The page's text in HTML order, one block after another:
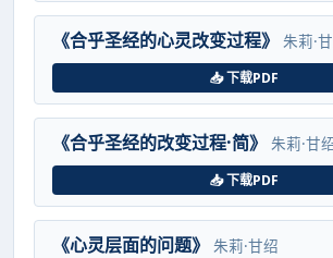
《合乎圣经的心灵改变过程》 朱莉·
📥 下载PDF
《合乎圣经的改变过程·简》 朱莉·甘
📥 下载PDF
《心灵层面的问题》 朱莉·甘绍